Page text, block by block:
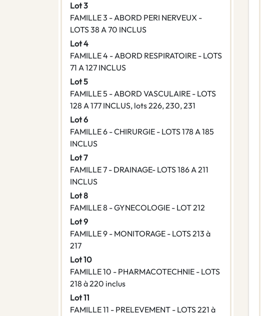
Lot 3
FAMILLE 3 - ABORD PERI NERVEUX -
LOTS 38 A 70 INCLUS
Lot 4
FAMILLE 4 - ABORD RESPIRATOIRE - LOTS
71 A 127 INCLUS
Lot 5
FAMILLE 5 - ABORD VASCULAIRE - LOTS
128 A 177 INCLUS, lots 226, 230, 231
Lot 6
FAMILLE 6 - CHIRURGIE - LOTS 178 A 185
INCLUS
Lot 7
FAMILLE 7 - DRAINAGE- LOTS 186 A 211
INCLUS
Lot 8
FAMILLE 8 - GYNECOLOGIE - LOT 212
Lot 9
FAMILLE 9 - MONITORAGE - LOTS 213 à
217
Lot 10
FAMILLE 10 - PHARMACOTECHNIE - LOTS
218 à 220 inclus
Lot 11
FAMILLE 11 - PRELEVEMENT - LOTS 221 à